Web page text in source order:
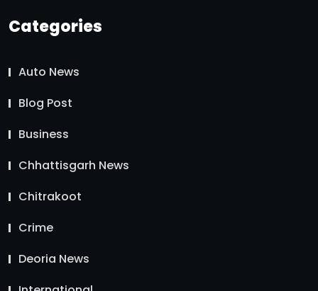
Categories
Auto News
Blog Post
Business
Chhattisgarh News
Chitrakoot
Crime
Deoria News